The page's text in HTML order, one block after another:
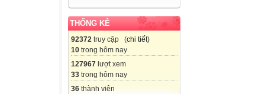
THỐNG KÊ
92372 truy cập (chi tiết)
10 trong hôm nay
127967 lượt xem
33 trong hôm nay
36 thành viên